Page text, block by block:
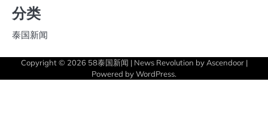
分类
泰国新闻
Copyright © 2026 58泰国新闻 | News Revolution by Ascendoor|
Powered byWordPress.